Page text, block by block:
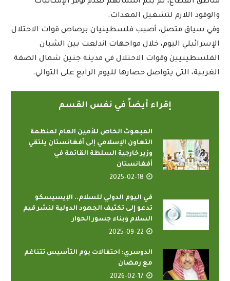
والوقود اللازم لتشغيل المعدات.
وفي سياق متصل، أصيب فلسطينيان برصاص قوات الاحتلال
الإسرائيلي اليوم، خلال مواجهات اندلعت بين الشبان
الفلسطينيين وقوات الاحتلال في مدينة جنين شمال الضفة
الغربية، التي يتواصل حصارها لليوم الرابع على التوالي.
إقراء أيضاً في نفس القسم
المبعوث الخاص للأمين العام لمنظمة
التعاون الإسلامي إلى أفغانستان يلتقي
وزير خارجية السلطة القائمة في
أفغانستان
2025-02-18
في اليوم الدولي للسلام.. الإيسيسكو
تدعو إلى تكثيف الجهود الدولية لنشر قيم
السلام وبناء جسور الحوار
2025-09-22
الدوسري: احتفالات يوم التأسيس تتناغم
مع رمضان
2026-02-17